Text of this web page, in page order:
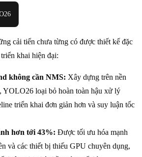
cải tiến chưa từng có được thiết kế đặc
khai hiện đại:
không cần NMS: Xây dựng trên nền
YOLO26 loại bỏ hoàn toàn hậu xử lý
triển khai đơn giản hơn và suy luận tốc
hơn tới 43%: Được tối ưu hóa mạnh
và các thiết bị thiếu GPU chuyên dụng,